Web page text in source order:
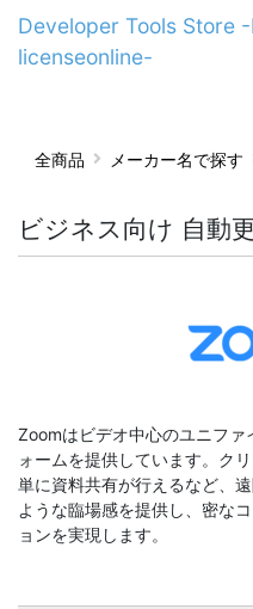
Developer Tools Store
licenseonline-
全商品 メーカー名で探す
ビジネス向け 自動
Zoomはビデオ中心のユニフ
ォームを提供しています。ク
単に資料共有が行えるなど、
ような臨場感を提供し、密な
ョンを実現します。